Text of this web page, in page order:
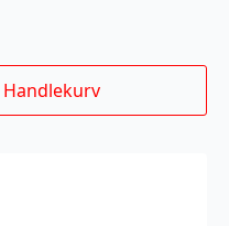
Handlekurv